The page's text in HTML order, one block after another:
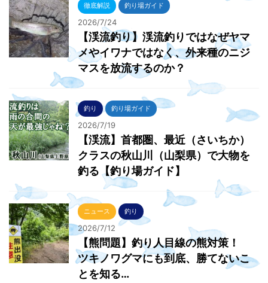
徹底解説 釣り場ガイド
2026/7/24
【渓流釣り】渓流釣りではなぜヤマ
メやイワナではなく、外来種のニジ
マスを放流するのか？
釣り 釣り場ガイド
2026/7/19
【渓流】首都圏、最近（さいちか）
クラスの秋山川（山梨県）で大物を
釣る【釣り場ガイド】
ニュース 釣り
2026/7/12
【熊問題】釣り人目線の熊対策！
ツキノワグマにも到底、勝てないこ
とを知る…